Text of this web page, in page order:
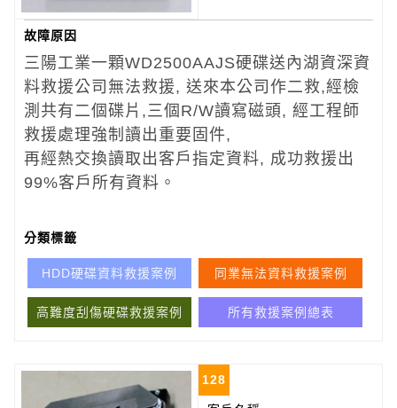
故障原因
三陽工業一顆WD2500AAJS硬碟送內湖資深資
料救援公司無法救援, 送來本公司作二救,經檢
測共有二個碟片,三個R/W讀寫磁頭, 經工程師
救援處理強制讀出重要固件,
再經熱交換讀取出客戶指定資料, 成功救援出
99%客戶所有資料。
分類標籤
HDD硬碟資料救援案例 同業無法資料救援案例
高難度刮傷硬碟救援案例 所有救援案例總表
128